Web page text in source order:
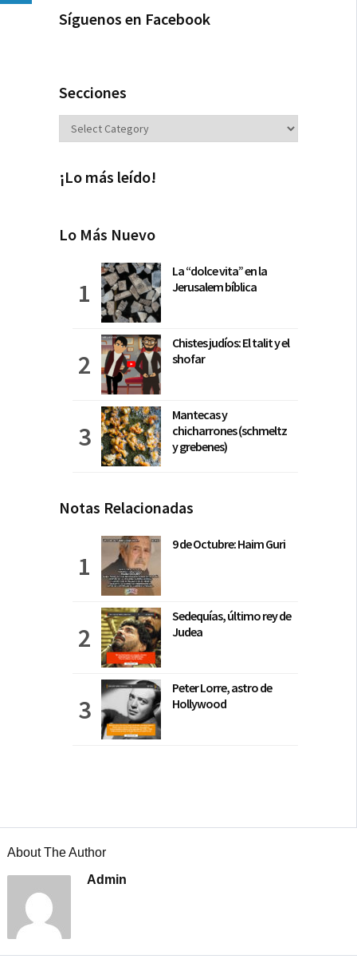
Síguenos en Facebook
Secciones
Secciones
¡Lo más leído!
Lo Más Nuevo
La “dolce vita” en la
Jerusalem bíblica
Chistes judíos: El talit y el
shofar
Mantecas y
chicharrones (schmeltz
y grebenes)
Notas Relacionadas
9 de Octubre: Haim Guri
Sedequías, último rey de
Judea
Peter Lorre, astro de
Hollywood
About The Author
Admin